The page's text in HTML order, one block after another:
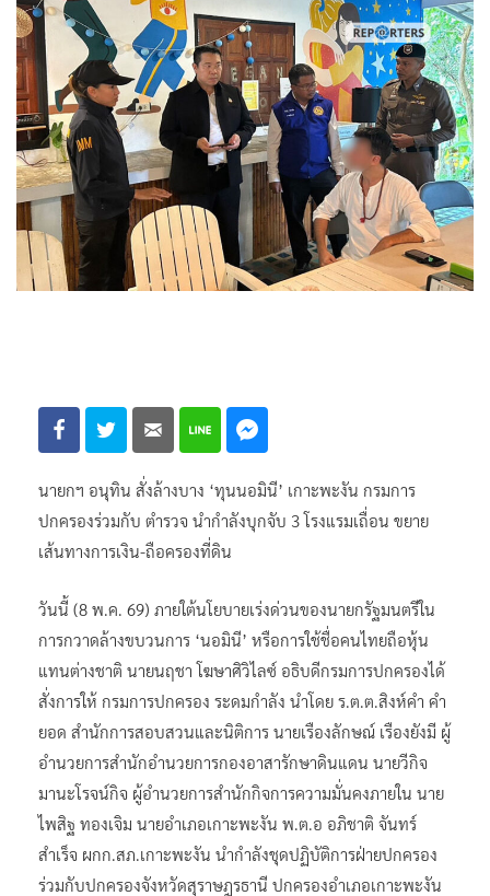
นายกฯ อนุทิน สั่งล้างบาง ‘ทุนนอมินี’ เกาะพะงัน กรมการ
ปกครองร่วมกับ ตำรวจ นำกำลังบุกจับ 3 โรงแรมเถื่อน ขยาย
เส้นทางการเงิน-ถือครองที่ดิน
​วันนี้ (8 พ.ค. 69) ภายใต้นโยบายเร่งด่วนของนายกรัฐมนตรีใน
การกวาดล้างขบวนการ ‘นอมินี’ หรือการใช้ชื่อคนไทยถือหุ้น
แทนต่างชาติ นายนฤชา โฆษาศิวิไลซ์ อธิบดีกรมการปกครองได้
สั่งการให้ กรมการปกครอง ระดมกำลัง นำโดย ร.ต.ต.สิงห์คำ คำ
ยอด สํานักการสอบสวนและนิติการ นายเรืองลักษณ์ เรืองยังมี ผู้
อำนวยการสำนักอำนวยการกองอาสารักษาดินแดน นายวีกิจ
มานะโรจน์กิจ ผู้อำนวยการสำนักกิจการความมั่นคงภายใน นาย
ไพสิฐ ทองเจิม นายอำเภอเกาะพะงัน พ.ต.อ อภิชาติ จันทร์
สำเร็จ ผกก.สภ.เกาะพะงัน นำกำลังชุดปฏิบัติการฝ่ายปกครอง
ร่วมกับปกครองจังหวัดสุราษฎรธานี ปกครองอำเภอเกาะพะงัน